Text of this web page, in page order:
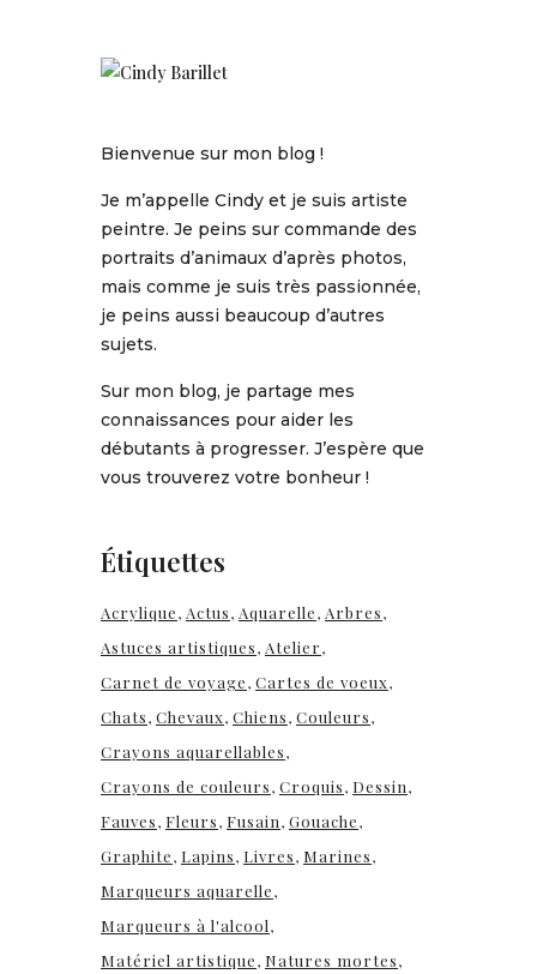
Bienvenue sur mon blog !
Je m’appelle Cindy et je suis artiste
peintre. Je peins sur commande des
portraits d’animaux d’après photos,
mais comme je suis très passionnée,
je peins aussi beaucoup d’autres
sujets.
Sur mon blog, je partage mes
connaissances pour aider les
débutants à progresser. J’espère que
vous trouverez votre bonheur !
Étiquettes
Acrylique Actus Aquarelle Arbres
Astuces artistiques Atelier
Carnet de voyage Cartes de voeux
Chats Chevaux Chiens Couleurs
Crayons aquarellables
Crayons de couleurs Croquis Dessin
Fauves Fleurs Fusain Gouache
Graphite Lapins Livres Marines
Marqueurs aquarelle
Marqueurs à l'alcool
Matériel artistique Natures mortes